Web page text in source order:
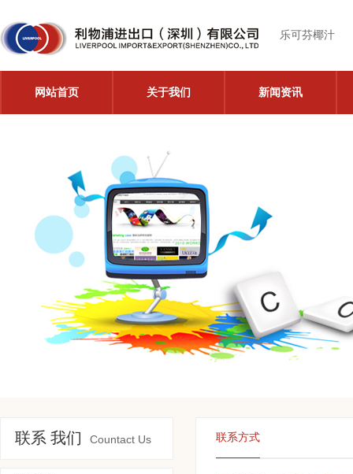
乐可芬椰汁
网站首页 关于我们 新闻资讯
联系 我们 Countact Us 联系方式